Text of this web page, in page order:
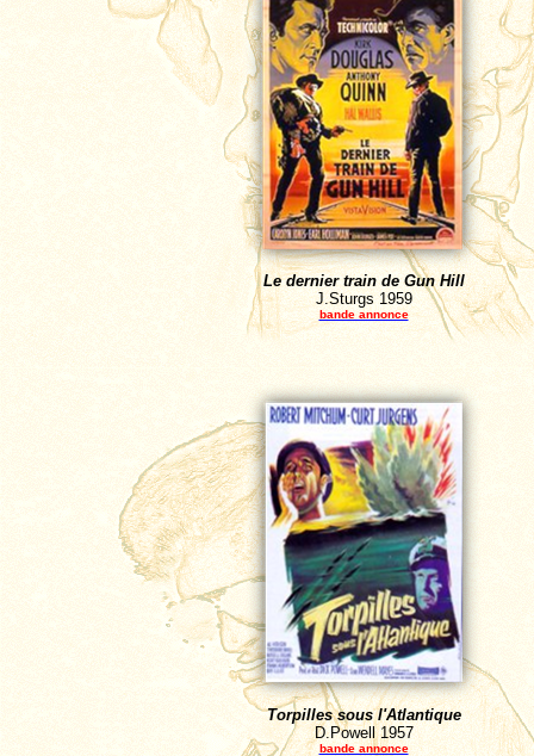
Le dernier train de Gun Hill
J.Sturgs1959
bande annonce
Torpilles sous l'Atlantique
D.Powell1957
bande annonce